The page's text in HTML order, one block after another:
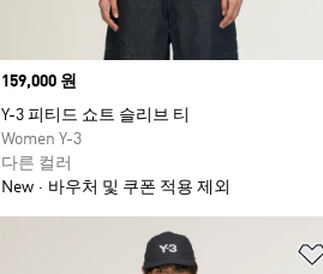
Price
159,000 원
Y-3 피티드 쇼트 슬리브 티
Women Y-3
다른 컬러
New
바우처 및 쿠폰 적용 제외